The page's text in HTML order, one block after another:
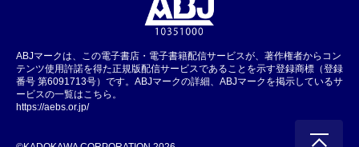
ABJマークは、この電子書店・電子書籍配信サービスが、著作権者からコン
テンツ使用許諾を得た正規版配信サービスであることを示す登録商標（登録
番号 第6091713号）です。ABJマークの詳細、ABJマークを掲示しているサ
ービスの一覧はこちら。
https://aebs.or.jp/